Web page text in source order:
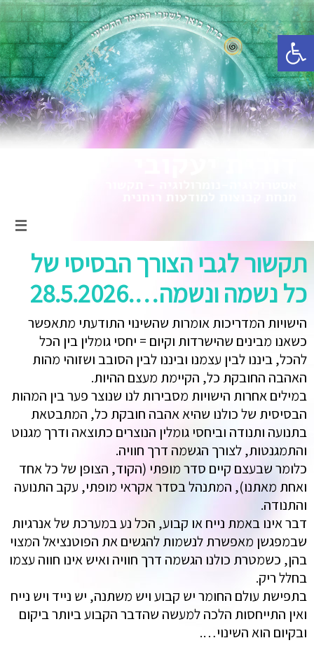
פתח סרגל נגישות
תקשור לגבי הצורך הבסיסי של
כל נשמה ונשמה….28.5.2026
הישויות המדריכות אומרות שהשינוי התודעתי מתאפשר
כשאנו מבינים שהישרדות וקיום = יחסי גומלין בין הכל
להכל, ביננו לבין עצמנו וביננו לבין הסובב ושזוהי מהות
האהבה החובקת כל, הקיימת מעצם ההיות.
במילים אחרות הישויות מסבירות לנו שנוצר פער בין המהות
הבסיסית של כולנו שהיא אהבה חובקת כל, המתבטאת
בתנועה ותנודה וביחסי גומלין הנוצרים כתוצאה ודרך מגנוט
והתמגנטות, לצורך הגשמה דרך חוויה.
כלומר שבעצם קיים סדר מופתי (הקוד, הצופן של כל אחד
ואחת מאתנו), המתנהל בסדר אקראי מופתי, עקב התנועה
והתנודה.
דבר אינו באמת נייח או קבוע, הכל נע במערכת של אנרגיות
שבמפגשן מאפשרת לנשמות להגשים את הפוטנציאל המצוי
בהן, כשמטרת כולנו הגשמה דרך חוויה ואיש אינו חווה עצמו
בחלל ריק.
בתפישת עולם החומר יש קבוע ויש משתנה, יש נייד ויש נייח
ואין התייחסות הלכה למעשה שהדבר הקבוע ביותר ביקום
ובקיום הוא השינוי….